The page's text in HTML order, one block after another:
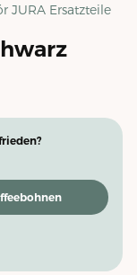
JURA Ersatzteile